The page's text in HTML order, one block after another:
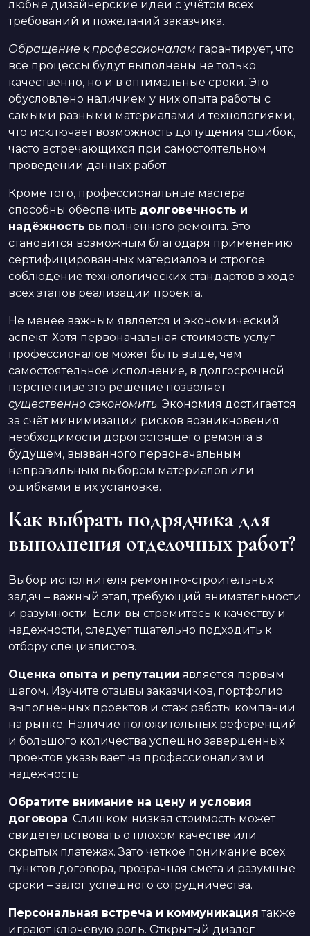
любые дизайнерские идеи с учётом всех
требований и пожеланий заказчика.
Обращение к профессионалам гарантирует, что
все процессы будут выполнены не только
качественно, но и в оптимальные сроки. Это
обусловлено наличием у них опыта работы с
самыми разными материалами и технологиями,
что исключает возможность допущения ошибок,
часто встречающихся при самостоятельном
проведении данных работ.
Кроме того, профессиональные мастера
способны обеспечить долговечность и
надёжность выполненного ремонта. Это
становится возможным благодаря применению
сертифицированных материалов и строгое
соблюдение технологических стандартов в ходе
всех этапов реализации проекта.
Не менее важным является и экономический
аспект. Хотя первоначальная стоимость услуг
профессионалов может быть выше, чем
самостоятельное исполнение, в долгосрочной
перспективе это решение позволяет
существенно сэкономить. Экономия достигается
за счёт минимизации рисков возникновения
необходимости дорогостоящего ремонта в
будущем, вызванного первоначальным
неправильным выбором материалов или
ошибками в их установке.
Как выбрать подрядчика для
выполнения отделочных работ?
Выбор исполнителя ремонтно-строительных
задач – важный этап, требующий внимательности
и разумности. Если вы стремитесь к качеству и
надежности, следует тщательно подходить к
отбору специалистов.
Оценка опыта и репутации является первым
шагом. Изучите отзывы заказчиков, портфолио
выполненных проектов и стаж работы компании
на рынке. Наличие положительных референций
и большого количества успешно завершенных
проектов указывает на профессионализм и
надежность.
Обратите внимание на цену и условия
договора. Слишком низкая стоимость может
свидетельствовать о плохом качестве или
скрытых платежах. Зато четкое понимание всех
пунктов договора, прозрачная смета и разумные
сроки – залог успешного сотрудничества.
Персональная встреча и коммуникация также
играют ключевую роль. Открытый диалог